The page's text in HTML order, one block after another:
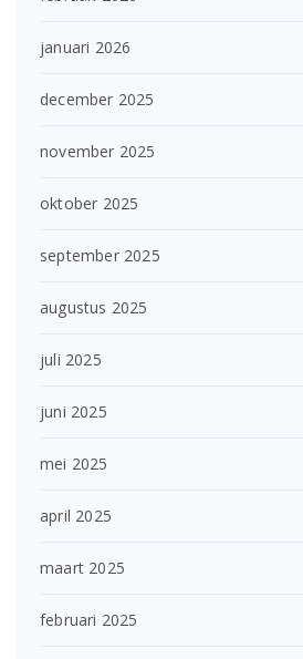
januari 2026
december 2025
november 2025
oktober 2025
september 2025
augustus 2025
juli 2025
juni 2025
mei 2025
april 2025
maart 2025
februari 2025